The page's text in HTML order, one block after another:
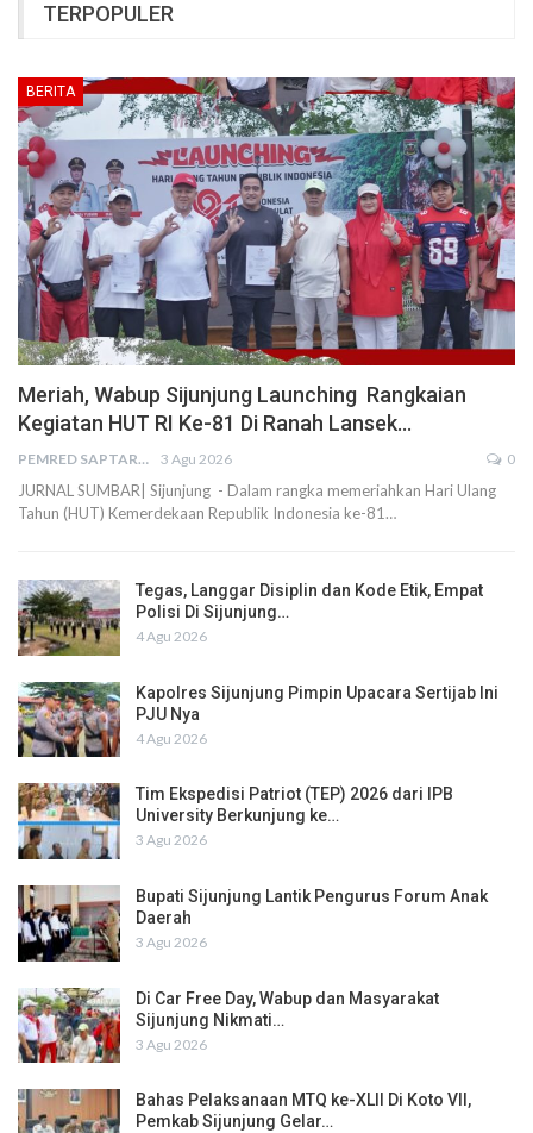
TERPOPULER
BERITA
Meriah, Wabup Sijunjung Launching Rangkaian
Kegiatan HUT RI Ke-81 Di Ranah Lansek…
PEMRED SAPTARIUS 3 Agu 2026 0
JURNAL SUMBAR| Sijunjung - Dalam rangka memeriahkan Hari Ulang
Tahun (HUT) Kemerdekaan Republik Indonesia ke-81…
Tegas, Langgar Disiplin dan Kode Etik, Empat
Polisi Di Sijunjung…
4 Agu 2026
Kapolres Sijunjung Pimpin Upacara Sertijab Ini
PJU Nya
4 Agu 2026
Tim Ekspedisi Patriot (TEP) 2026 dari IPB
University Berkunjung ke…
3 Agu 2026
Bupati Sijunjung Lantik Pengurus Forum Anak
Daerah
3 Agu 2026
Di Car Free Day, Wabup dan Masyarakat
Sijunjung Nikmati…
3 Agu 2026
Bahas Pelaksanaan MTQ ke-XLII Di Koto VII,
Pemkab Sijunjung Gelar…